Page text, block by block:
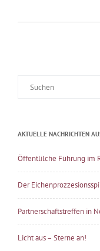
AKTUELLE NACHRICHTEN
Öffentlilche Führung im
Der
Partnerschaftstreffen in
Licht aus – Sterne an!